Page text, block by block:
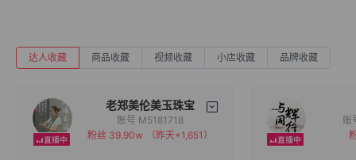
达人收藏 商品收藏 视频收藏 小店收藏 品牌收藏
老郑美伦美玉珠宝
备注
账号 M5181718
粉丝 39.90w
（昨天+1,651）